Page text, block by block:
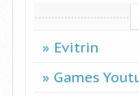
Evitrin
Games